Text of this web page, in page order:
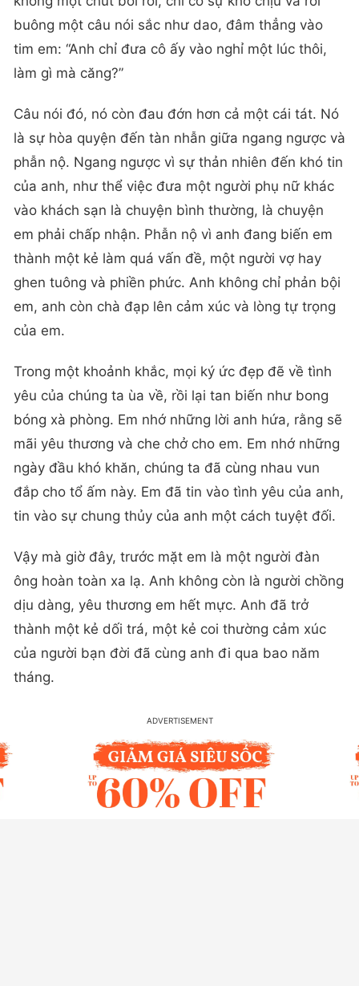
buông một câu nói sắc như dao, đâm thẳng vào
tim em: “Anh chỉ đưa cô ấy vào nghỉ một lúc thôi,
làm gì mà căng?”
Câu nói đó, nó còn đau đớn hơn cả một cái tát. Nó
là sự hòa quyện đến tàn nhẫn giữa ngang ngược và
phẫn nộ. Ngang ngược vì sự thản nhiên đến khó tin
của anh, như thể việc đưa một người phụ nữ khác
vào khách sạn là chuyện bình thường, là chuyện
em phải chấp nhận. Phẫn nộ vì anh đang biến em
thành một kẻ làm quá vấn đề, một người vợ hay
ghen tuông và phiền phức. Anh không chỉ phản bội
em, anh còn chà đạp lên cảm xúc và lòng tự trọng
của em.
Trong một khoảnh khắc, mọi ký ức đẹp đẽ về tình
yêu của chúng ta ùa về, rồi lại tan biến như bong
bóng xà phòng. Em nhớ những lời anh hứa, rằng sẽ
mãi yêu thương và che chở cho em. Em nhớ những
ngày đầu khó khăn, chúng ta đã cùng nhau vun
đắp cho tổ ấm này. Em đã tin vào tình yêu của anh,
tin vào sự chung thủy của anh một cách tuyệt đối.
Vậy mà giờ đây, trước mặt em là một người đàn
ông hoàn toàn xa lạ. Anh không còn là người chồng
dịu dàng, yêu thương em hết mực. Anh đã trở
thành một kẻ dối trá, một kẻ coi thường cảm xúc
của người bạn đời đã cùng anh đi qua bao năm
tháng.